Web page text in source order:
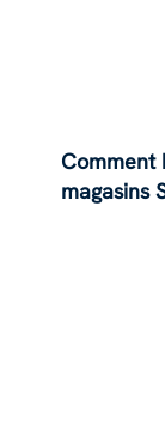
Comment
magasins